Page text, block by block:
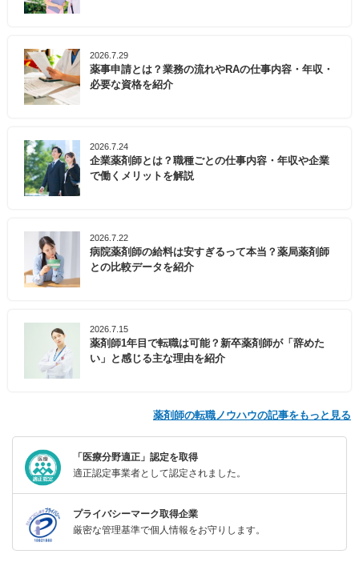
2026.7.29
薬事申請とは？業務の流れやRAの仕事内容・年収・
必要な資格を紹介
2026.7.24
企業薬剤師とは？職種ごとの仕事内容・年収や企業
で働くメリットを解説
2026.7.22
病院薬剤師の給料は安すぎるって本当？薬局薬剤師
との比較データを紹介
2026.7.15
薬剤師1年目で転職は可能？新卒薬剤師が「辞めた
い」と感じる主な理由を紹介
薬剤師の転職ノウハウの記事をもっと見る
「医療分野適正」認定を取得
適正認定事業者として認定されました。
プライバシーマーク取得企業
厳密な管理基準で個人情報をお守りします。